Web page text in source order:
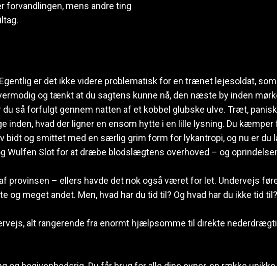
mens andre ting
er det ikke videre problematisk for en trænet lejesoldat,
og tænkt at du sagtens kunne nå, den næste by inden
så forfulgt gennem natten af et kobbel glubske ulve. Træt,
inden, hvad der ligner en ensom hytte i en lille lysning. Du
bidt og smittet med en særlig grim form for lykantropi, og nu er du
Wulfen Slot for at dræbe blodslægtens overhoved – og
provinsen – ellers havde det nok også været for let. Undervejs
og meget andet. Men, hvad har du tid til? Og hvad har du ikke tid til?
alt rangerende fra enormt hjælpsomme til direkte